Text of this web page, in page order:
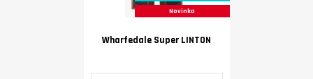
Novinka
Wharfedale Super LINTON